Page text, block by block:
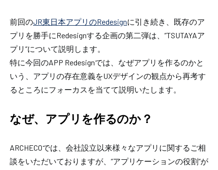
前回のJR東日本アプリのRedesignに引き続き、既存のア
プリを勝手にRedesignする企画の第二弾は、”TSUTAYAア
プリ”について説明します。
特に今回のAPP Redesignでは、なぜアプリを作るのかと
いう、アプリの存在意義をUXデザインの観点から再考す
るところにフォーカスを当てて説明いたします。
なぜ、アプリを作るのか？
ARCHECOでは、会社設立以来様々なアプリに関するご相
談をいただいておりますが、”アプリケーションの役割”が